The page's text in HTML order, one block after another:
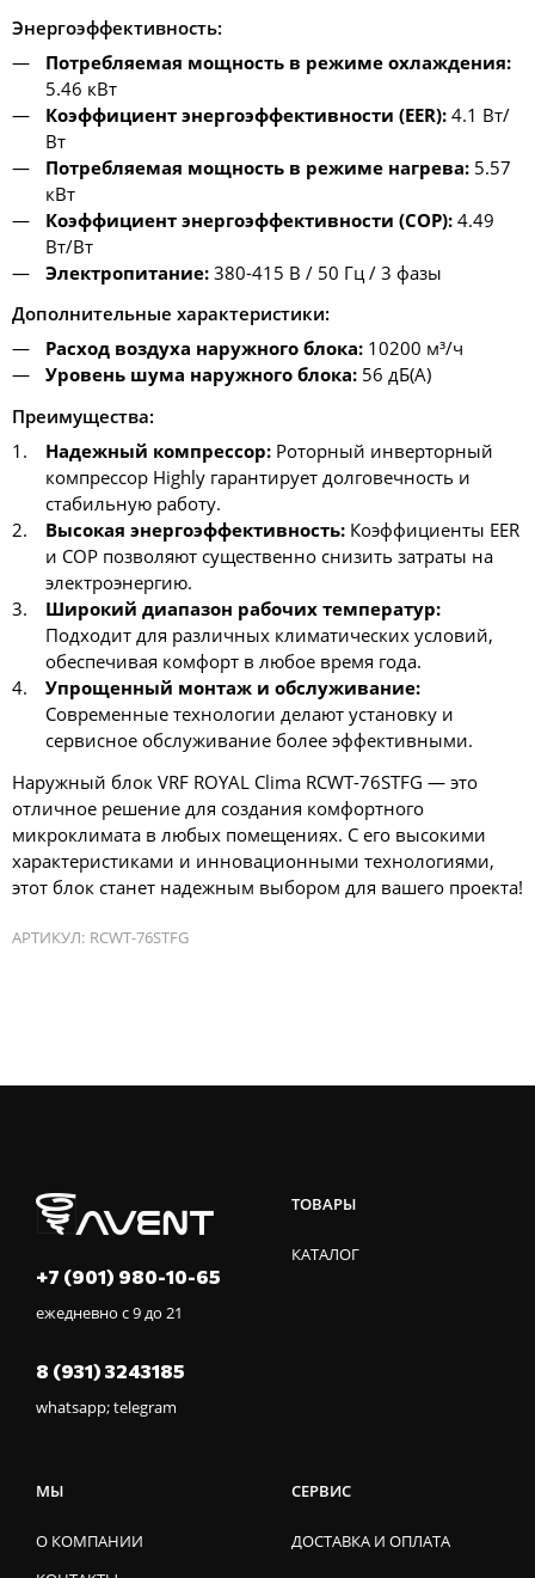
Энергоэффективность:
Потребляемая мощность в режиме охлаждения:
5.46 кВт
Коэффициент энергоэффективности (EER):4.1 Вт/
Вт
Потребляемая мощность в режиме нагрева:5.57
кВт
Коэффициент энергоэффективности (COP):4.49
Вт/Вт
Электропитание:380-415 В / 50 Гц / 3 фазы
Дополнительные характеристики:
Расход воздуха наружного блока:10200 м³/ч
Уровень шума наружного блока:56 дБ(А)
Преимущества:
Надежный компрессор:Роторный инверторный
компрессор Highly гарантирует долговечность и
стабильную работу.
Высокая энергоэффективность:Коэффициенты EER
и COP позволяют существенно снизить затраты на
электроэнергию.
Широкий диапазон рабочих температур:
Подходит для различных климатических условий,
обеспечивая комфорт в любое время года.
Упрощенный монтаж и обслуживание:
Современные технологии делают установку и
сервисное обслуживание более эффективными.
Наружный блок VRF ROYAL Clima RCWT-76STFG — это
отличное решение для создания комфортного
микроклимата в любых помещениях. С его высокими
характеристиками и инновационными технологиями,
этот блок станет надежным выбором для вашего проекта!
АРТИКУЛ: RCWT-76STFG
+7 (901) 980-10-65
ежедневно с 9 до 21
8 (931) 3243185
whatsapp; telegram
ТОВАРЫ
КАТАЛОГ
МЫ
О КОМПАНИИ
СЕРВИС
ДОСТАВКА И ОПЛАТА